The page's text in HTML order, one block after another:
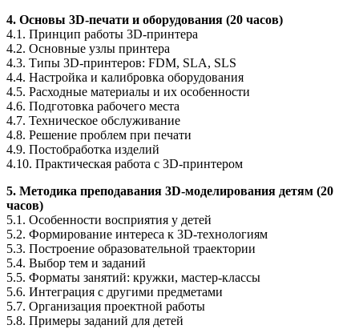
4. Основы 3D-печати и оборудования (20 часов)
4.1. Принцип работы 3D-принтера
4.2. Основные узлы принтера
4.3. Типы 3D-принтеров: FDM, SLA, SLS
4.4. Настройка и калибровка оборудования
4.5. Расходные материалы и их особенности
4.6. Подготовка рабочего места
4.7. Техническое обслуживание
4.8. Решение проблем при печати
4.9. Постобработка изделий
4.10. Практическая работа с 3D-принтером
5. Методика преподавания 3D-моделирования детям (20
часов)
5.1. Особенности восприятия у детей
5.2. Формирование интереса к 3D-технологиям
5.3. Построение образовательной траектории
5.4. Выбор тем и заданий
5.5. Форматы занятий: кружки, мастер-классы
5.6. Интеграция с другими предметами
5.7. Организация проектной работы
5.8. Примеры заданий для детей